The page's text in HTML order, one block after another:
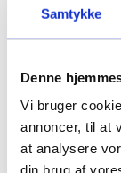
Samtykke
Denne
Vi bruger
annoncer, til at
at analysere
din brug af
Brug en
Undgå
Brug
Kom til
i Lyngby